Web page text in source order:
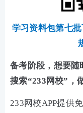
学习资料包第七
备考阶段，想要随
搜索“233网校”，
233网校APP提供